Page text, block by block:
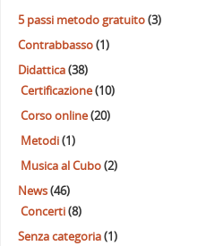
5 passi metodo gratuito(3)
Contrabbasso(1)
Didattica(38)
Certificazione(10)
Corso online(20)
Metodi(1)
Musica al Cubo(2)
News(46)
Concerti(8)
Senza categoria(1)